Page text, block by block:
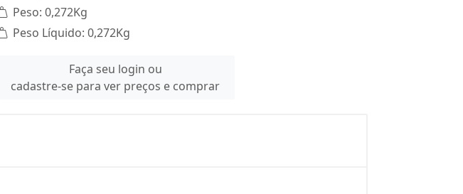
Peso: 0,272Kg
Peso Líquido: 0,272Kg
Faça seu login ou
cadastre-se para ver preços e comprar